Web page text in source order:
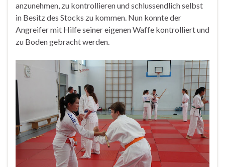
anzunehmen, zu kontrollieren und schlussendlich selbst
in Besitz des Stocks zu kommen. Nun konnte der
Angreifer mit Hilfe seiner eigenen Waffe kontrolliert und
zu Boden gebracht werden.